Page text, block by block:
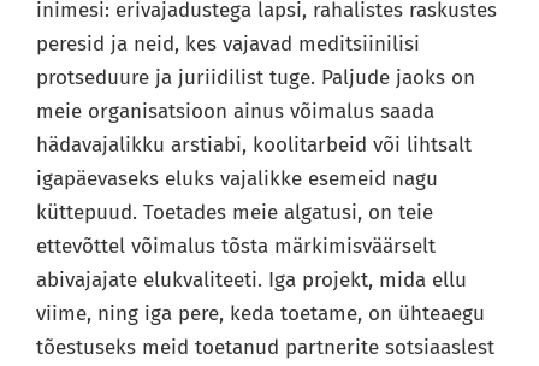
inimesi: erivajadustega lapsi, rahalistes raskustes
peresid ja neid, kes vajavad meditsiinilisi
protseduure ja juriidilist tuge. Paljude jaoks on
meie organisatsioon ainus võimalus saada
hädavajalikku arstiabi, koolitarbeid või lihtsalt
igapäevaseks eluks vajalikke esemeid nagu
küttepuud. Toetades meie algatusi, on teie
ettevõttel võimalus tõsta märkimisväärselt
abivajajate elukvaliteeti. Iga projekt, mida ellu
viime, ning iga pere, keda toetame, on ühteaegu
tõestuseks meid toetanud partnerite sotsiaaslest